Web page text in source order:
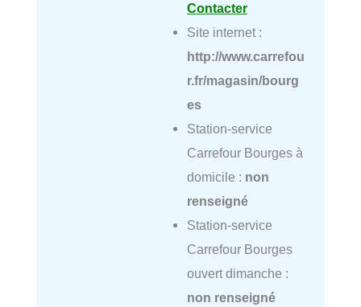
Contacter
Site internet :
http://www.carrefou
r.fr/magasin/bourg
es
Station-service
Carrefour Bourges à
domicile : non
renseigné
Station-service
Carrefour Bourges
ouvert dimanche :
non renseigné